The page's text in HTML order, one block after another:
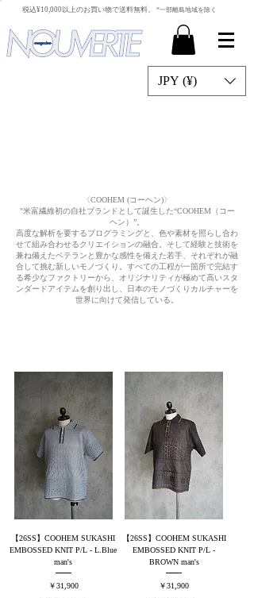
​税込¥10,000以上のお買い物で送料無料。 *一部離島地域を除く
JPY (¥)
〈COOHEM (コーヘン)〉
"米富繊維初の自社ブランドとして誕生した“COOHEM（コー
ヘン）”。
高度な解析を要するプログラミングと、色や素材を照らし合わ
せて組み合わせるクリエイションの融合。そして経験と技術を
兼ね備えたベテランと豊かな感性を備えた若手、それぞれが融
合して挑む新しいモノづくり。すべての工程が一箇所で完結す
る希少なファクトリーから、オリジナリティが極めて高いスタ
ンダードアイテムを創り出し、日本のモノづくりカルチャーを
世界に向けて発信している。
【26SS】COOHEM SUKASHI
EMBOSSED KNIT P/L - L.Blue
man's
価格
￥31,900
【26SS】COOHEM SUKASHI
EMBOSSED KNIT P/L -
BROWN man's
価格
￥31,900